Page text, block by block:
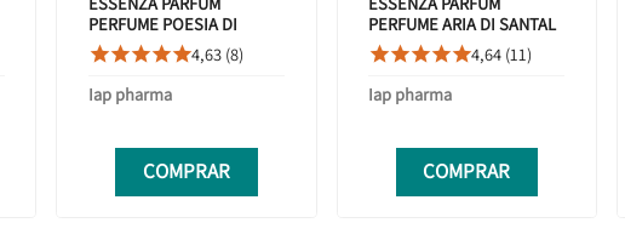
PERFUME POESIA DI
VENTO 100ML
4,63 (8)
Iap pharma
COMPRAR
PERFUME ARIA DI SANTAL
100ML
4,64 (11)
Iap pharma
COMPRAR